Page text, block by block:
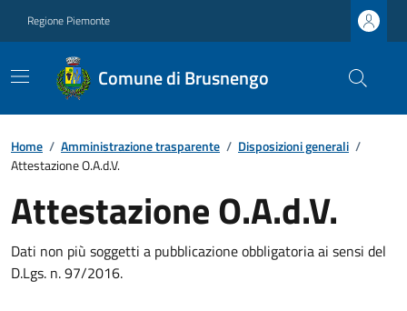
Regione Piemonte
Comune di Brusnengo
Home / Amministrazione trasparente / Disposizioni generali /
Attestazione O.A.d.V.
Attestazione O.A.d.V.
Dati non più soggetti a pubblicazione obbligatoria ai sensi del
D.Lgs. n. 97/2016.